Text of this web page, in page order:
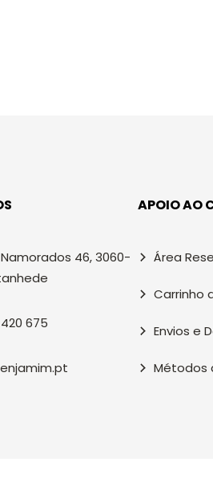
46, 3060-
420 675
APOIO AO
Área
Carrinho
Envios e
Métodos